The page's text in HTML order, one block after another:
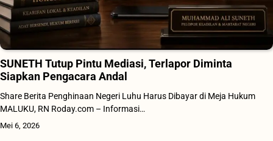
SUNETH Tutup Pintu Mediasi, Terlapor Diminta
Siapkan Pengacara Andal
Share Berita Penghinaan Negeri Luhu Harus Dibayar di Meja Hukum
MALUKU, RN Roday.com – Informasi…
Mei 6, 2026